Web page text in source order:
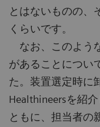
とはないものの、
くらいです。
なお、このよう
があることについ
た。装置選定時に
Healthineersを紹
ともに、担当者の